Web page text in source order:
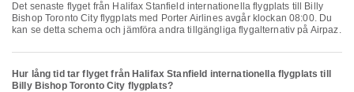
Det senaste flyget från Halifax Stanfield internationella flygplats till Billy
Bishop Toronto City flygplats med Porter Airlines avgår klockan 08:00. Du
kan se detta schema och jämföra andra tillgängliga flygalternativ på Airpaz.
Hur lång tid tar flyget från Halifax Stanfield internationella flygplats till
Billy Bishop Toronto City flygplats?